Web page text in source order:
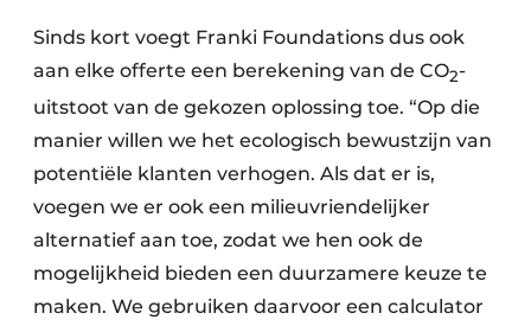
Sinds kort voegt Franki Foundations dus ook
aan elke offerte een berekening van de CO2-
uitstoot van de gekozen oplossing toe. “Op die
manier willen we het ecologisch bewustzijn van
potentiële klanten verhogen. Als dat er is,
voegen we er ook een milieuvriendelijker
alternatief aan toe, zodat we hen ook de
mogelijkheid bieden een duurzamere keuze te
maken. We gebruiken daarvoor een calculator